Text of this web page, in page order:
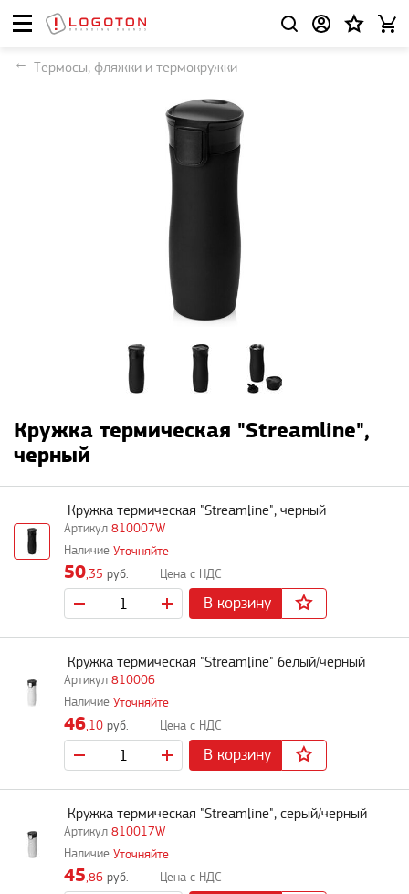
Термосы, фляжки и термокружки
Кружка термическая "Streamline",
черный
810007W
Кружка термическая "Streamline", черный
Уточняйте
50,35 руб.
В корзину
810006
Кружка термическая "Streamline" белый/черный
Уточняйте
46,10 руб.
В корзину
810017W
Кружка термическая "Streamline", серый/черный
Уточняйте
45,86 руб.